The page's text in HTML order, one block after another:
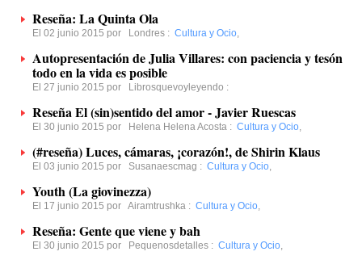
Reseña: La Quinta Ola
El 02 junio 2015 por Londres : Cultura y Ocio,
Autopresentación de Julia Villares: con paciencia y tesón
todo en la vida es posible
El 27 junio 2015 por Librosquevoyleyendo :
Reseña El (sin)sentido del amor - Javier Ruescas
El 30 junio 2015 por Helena Helena Acosta : Cultura y Ocio,
(#reseña) Luces, cámaras, ¡corazón!, de Shirin Klaus
El 03 junio 2015 por Susanaescmag : Cultura y Ocio,
Youth (La giovinezza)
El 17 junio 2015 por Airamtrushka : Cultura y Ocio,
Reseña: Gente que viene y bah
El 30 junio 2015 por Pequenosdetalles : Cultura y Ocio,